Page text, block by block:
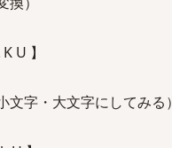
U 】
字・大文字にしてみる）